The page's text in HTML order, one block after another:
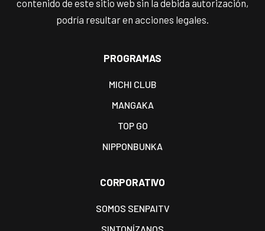
contenido de este sitio web sin la debida autorización,
podría resultar en acciones legales.
PROGRAMAS
MICHI CLUB
MANGAKA
TOP GO
NIPPONBUNKA
CORPORATIVO
SOMOS SENPAITV